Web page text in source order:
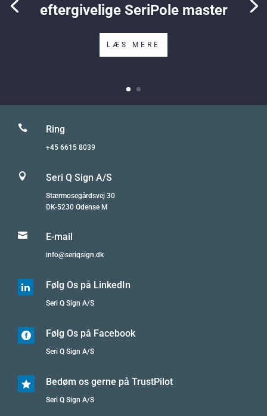
eftergivelige SeriPole master
LÆS MERE
 Ring
+45 6615 8039
 Seri Q Sign A/S
Stærmosegårdsvej 30
DK-5230 Odense M
 E-mail
info@seriqsign.dk
 Følg Os på LinkedIn
Seri Q Sign A/S
 Følg Os på Facebook
Seri Q Sign A/S
 Bedøm os gerne på TrustPilot
Seri Q Sign A/S